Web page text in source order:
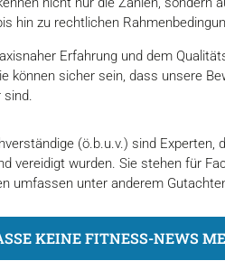
hin zu rechtlichen
Erfahrung und dem
können sicher sein, dass unsere
sind.
(ö.b.u.v.) sind
vereidigt wurden. Sie stehen für
umfassen unter anderem
KEINE FITNESS-NEWS